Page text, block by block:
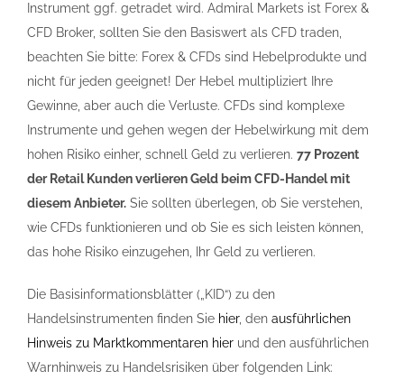
Instrument ggf. getradet wird. Admiral Markets ist Forex &
CFD Broker, sollten Sie den Basiswert als CFD traden,
beachten Sie bitte: Forex & CFDs sind Hebelprodukte und
nicht für jeden geeignet! Der Hebel multipliziert Ihre
Gewinne, aber auch die Verluste. CFDs sind komplexe
Instrumente und gehen wegen der Hebelwirkung mit dem
hohen Risiko einher, schnell Geld zu verlieren. 77 Prozent
der Retail Kunden verlieren Geld beim CFD-Handel mit
diesem Anbieter. Sie sollten überlegen, ob Sie verstehen,
wie CFDs funktionieren und ob Sie es sich leisten können,
das hohe Risiko einzugehen, Ihr Geld zu verlieren.
Die Basisinformationsblätter („KID“) zu den
Handelsinstrumenten finden Sie hier, den ausführlichen
Hinweis zu Marktkommentaren hier und den ausführlichen
Warnhinweis zu Handelsrisiken über folgenden Link: